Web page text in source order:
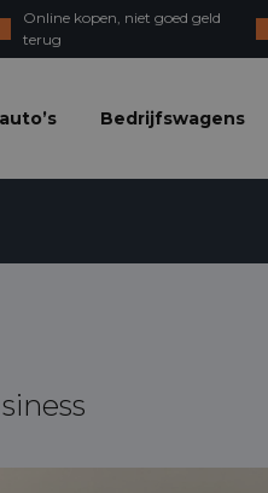
Online kopen, niet goed geld
terug
Bedrijfswagens